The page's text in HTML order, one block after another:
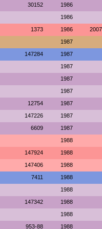
30152 1986
1986
1373 1986 2007
1987
147284 1987
1987
1987
1987
12754 1987
147226 1987
6609 1987
1988
147924 1988
147406 1988
7411 1988
1988
147342 1988
1988
953-88 1988